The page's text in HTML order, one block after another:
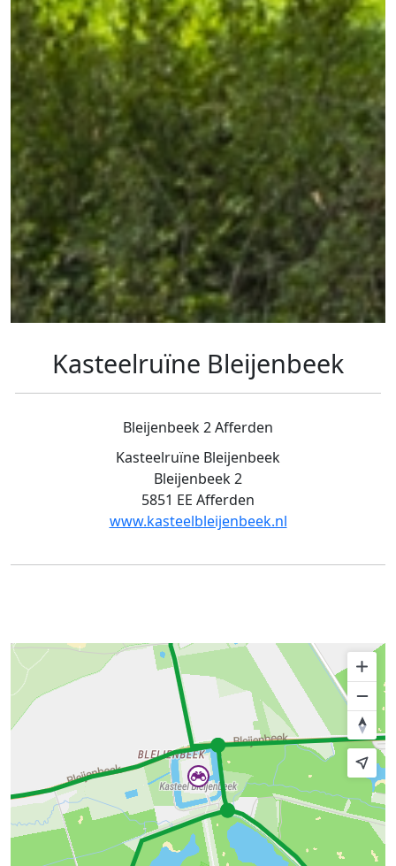
Kasteelruïne Bleijenbeek
Bleijenbeek 2 Afferden
Kasteelruïne Bleijenbeek
Bleijenbeek 2
5851 EE Afferden
www.kasteelbleijenbeek.nl